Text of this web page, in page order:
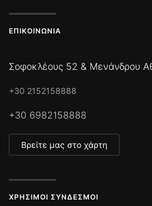
ΕΠΙΚΟΙΝΩΝΊΑ
Σοφοκλέους 52 & Μενάνδρου
+30 2152158888
+30 6982158888
Βρείτε μας στο χάρτη
ΧΡΉΣΙΜΟΙ ΣΎΝΔΕΣΜΟΙ